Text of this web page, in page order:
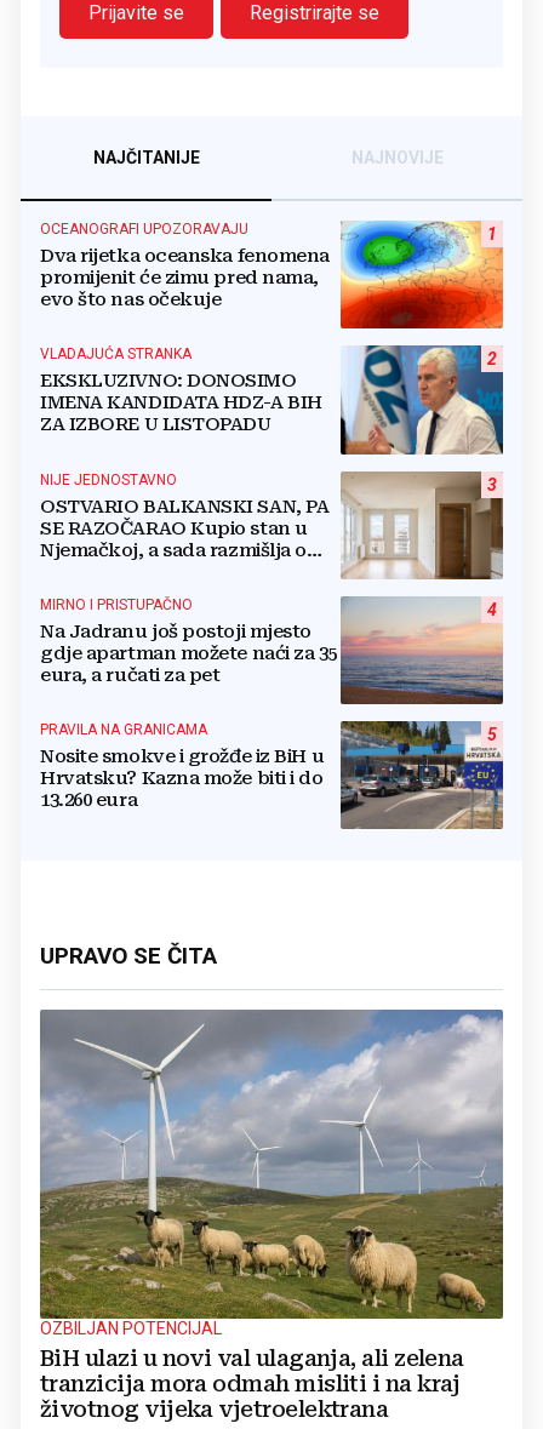
Prijavite se
Registrirajte se
NAJČITANIJE NAJNOVIJE
1
OCEANOGRAFI UPOZORAVAJU
Dva rijetka oceanska fenomena
promijenit će zimu pred nama,
evo što nas očekuje
2
VLADAJUĆA STRANKA
EKSKLUZIVNO: DONOSIMO
IMENA KANDIDATA HDZ-A BIH
ZA IZBORE U LISTOPADU
3
NIJE JEDNOSTAVNO
OSTVARIO BALKANSKI SAN, PA
SE RAZOČARAO Kupio stan u
Njemačkoj, a sada razmišlja o
4
MIRNO I PRISTUPAČNO
Na Jadranu još postoji mjesto
gdje apartman možete naći za 35
eura, a ručati za pet
5
PRAVILA NA GRANICAMA
Nosite smokve i grožđe iz BiH u
Hrvatsku? Kazna može biti i do
13.260 eura
UPRAVO SE ČITA
OZBILJAN POTENCIJAL
BiH ulazi u novi val ulaganja, ali zelena
tranzicija mora odmah misliti i na kraj
životnog vijeka vjetroelektrana